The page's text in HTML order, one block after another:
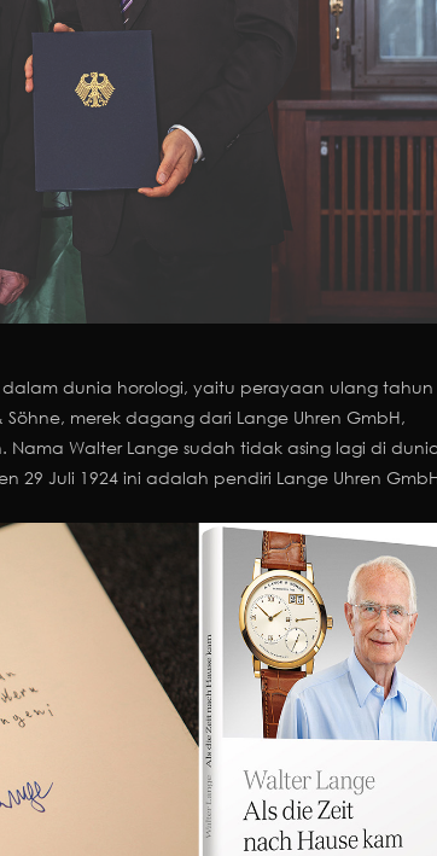
dunia horologi, yaitu perayaan ulang tahun
merek dagang dari Lange Uhren GmbH,
Walter Lange sudah tidak asing lagi di
29 Juli 1924 ini adalah pendiri Lange Uhren